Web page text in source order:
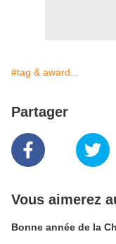
#tag & award...
Partager
Vous aimerez
Bonne année de la